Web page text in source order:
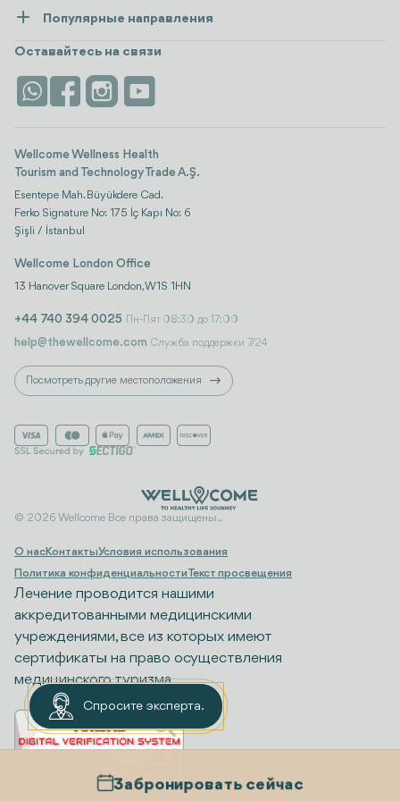
Забронировать сейчас
Безопасность
Контакты
Wellness
Размещение
Достопримечательности
Отзывы
Популярные направления
посмотреть все
Istanbul
Оставайтесь на связи
Wellcome Wellness Health
Tourism and Technology Trade A.Ş.
Esentepe Mah. Büyükdere Cad.
Ferko Signature No: 175 İç Kapı No: 6
Şişli / İstanbul
Wellcome London Office
13 Hanover Square London, W1S 1HN
+44 740 394 0025 Пн-Пят 08:30 до 17:00
help@thewellcome.com Служба поддержки 7/24
Посмотреть другие местоположения
© 2026 Wellcome Все права защищены..
О насКонтактыУсловия использования
Политика конфиденциальностиТекст просвещения
Лечение проводится нашими
аккредитованными медицинскими
учреждениями, все из которых имеют
сертификаты на право осуществления
медицинского туризма.
Спросите эксперта.